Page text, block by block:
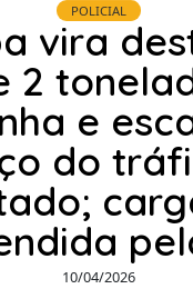
POLICIAL
vira
2
e
do
10/04/2026